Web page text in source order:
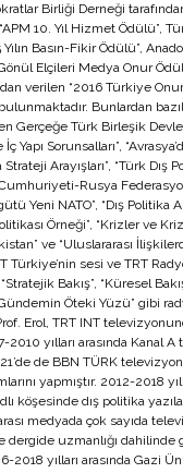
Birliği Derneği tarafından
10. Yıl Hizmet Ödülü”,
Yılın Basın-Fikir Ödülü”,
Elçileri Medya Onur
verilen “2016 Türkiye
Bunlardan
Gerçeğe Türk Birleşik
Yapı Sorunsalları”,
Strateji Arayışları”, “Türk Dış
Cumhuriyeti-Rusya
Yeni NATO”, “Dış Politika
Örneği”, “Krizler ve
ve “Uluslararası
Türkiye’nin sesi ve TRT
Bakış”, “Küresel
Öteki Yüzü” gibi
Erol, TRT INT
2010 yılları arasında Kanal
de BBN TÜRK
yapmıştır. 2012-2018
köşesinde dış politika
medyada çok sayıda
dergide uzmanlığı dahilinde
2018 yılları arasında Gazi